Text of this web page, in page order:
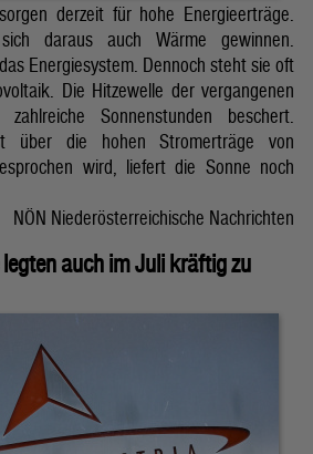
derzeit für hohe Energieerträge.
daraus auch Wärme gewinnen.
Energiesystem. Dennoch steht sie oft
Die Hitzewelle der vergangenen
Sonnenstunden beschert.
über die hohen Stromerträge von
wird, liefert die Sonne noch
NÖN Niederösterreichische Nachrichten
auch im Juli kräftig zu